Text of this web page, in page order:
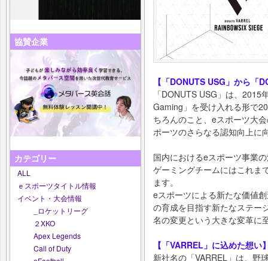
協賛企業
カテゴリー
ALL
ｅスポーツタイトル情報
イベント・大会情報
_ロケットリーグ
２XKO
Apex Legends
Call of Duty
【「DONUTS USG」から「
「DONUTS USG」は、
Gaming」を受け入れる形で
ちろんのこと、eスポーツ大
ポーツのさらなる認知向上に
国内におけるeスポーツ事業
ゲーミングチームにはこれま
ます。
eスポーツによる新たな価値
の育成を目指す新たなステー
名の変更という大きな変革に
【「VARREL」に込めた想い
新社名の「VARREL」は、野